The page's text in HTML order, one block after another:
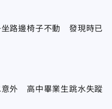
坐路邊椅子不動 發現時已
意外 高中畢業生跳水失蹤